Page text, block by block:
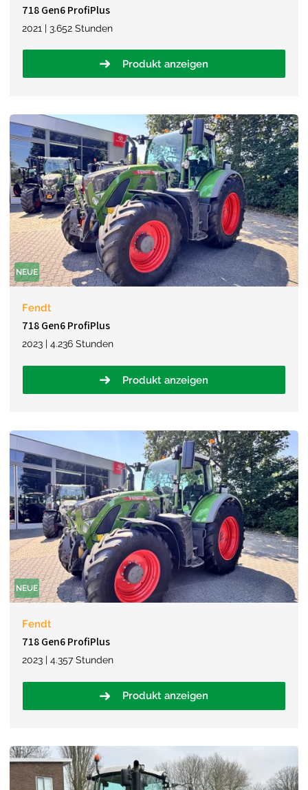
718 Gen6 ProfiPlus
2021 | 3.652 Stunden
Produkt anzeigen
NEUE
Fendt
718 Gen6 ProfiPlus
2023 | 4.236 Stunden
Produkt anzeigen
NEUE
Fendt
718 Gen6 ProfiPlus
2023 | 4.357 Stunden
Produkt anzeigen